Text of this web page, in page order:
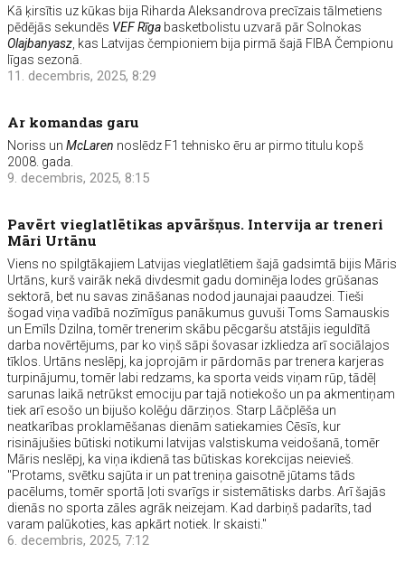
Kā ķirsītis uz kūkas bija Riharda Aleksandrova precīzais tālmetiens
pēdējās sekundēs VEF Rīga basketbolistu uzvarā pār Solnokas
Olajbanyasz , kas Latvijas čempioniem bija pirmā šajā FIBA Čempionu
līgas sezonā.
11. decembris, 2025, 8:29
Ar komandas garu
Noriss unMcLaren noslēdz F1 tehnisko ēru ar pirmo titulu kopš
2008. gada.
9. decembris, 2025, 8:15
Pavērt vieglatlētikas apvāršņus. Intervija ar treneri
Māri Urtānu
Viens no spilgtākajiem Latvijas vieglatlētiem šajā gadsimtā bijis Māris
Urtāns, kurš vairāk nekā divdesmit gadu dominēja lodes grūšanas
sektorā, bet nu savas zināšanas nodod jaunajai paaudzei. Tieši
šogad viņa vadībā nozīmīgus panākumus guvuši Toms Samauskis
un Emīls Dzilna, tomēr trenerim skābu pēcgaršu atstājis ieguldītā
darba novērtējums, par ko viņš sāpi šovasar izkliedza arī sociālajos
tīklos. Urtāns neslēpj, ka joprojām ir pārdomās par trenera karjeras
turpinājumu, tomēr labi redzams, ka sporta veids viņam rūp, tādēļ
sarunas laikā netrūkst emociju par tajā notiekošo un pa akmentiņam
tiek arī esošo un bijušo kolēģu dārziņos. Starp Lāčplēša un
neatkarības proklamēšanas dienām satiekamies Cēsīs, kur
risinājušies būtiski notikumi latvijas valstiskuma veidošanā, tomēr
Māris neslēpj, ka viņa ikdienā tas būtiskas korekcijas neievieš.
"Protams, svētku sajūta ir un pat treniņa gaisotnē jūtams tāds
pacēlums, tomēr sportā ļoti svarīgs ir sistemātisks darbs. Arī šajās
dienās no sporta zāles agrāk neizejam. Kad darbiņš padarīts, tad
varam palūkoties, kas apkārt notiek. Ir skaisti."
6. decembris, 2025, 7:12